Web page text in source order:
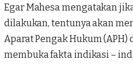
Egar Mahesa mengatakan
dilakukan, tentunya akan
Aparat Pengak Hukum (APH)
membuka fakta indikasi –